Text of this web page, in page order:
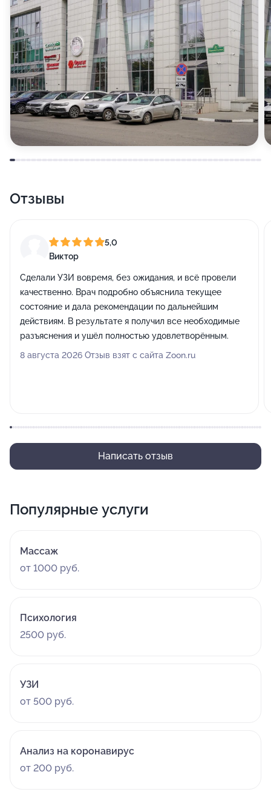
Отзывы
5,0
Виктор
Сделали УЗИ вовремя, без ожидания, и всё провели
качественно. Врач подробно объяснила текущее
состояние и дала рекомендации по дальнейшим
действиям. В результате я получил все необходимые
разъяснения и ушёл полностью удовлетворённым.
8 августа 2026 Отзыв взят с сайта Zoon.ru
Написать отзыв
Популярные услуги
Массаж
от 1000 руб.
Психология
2500 руб.
УЗИ
от 500 руб.
Анализ на коронавирус
от 200 руб.